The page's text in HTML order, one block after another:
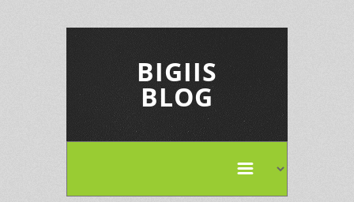
BIGIIS
BLOG